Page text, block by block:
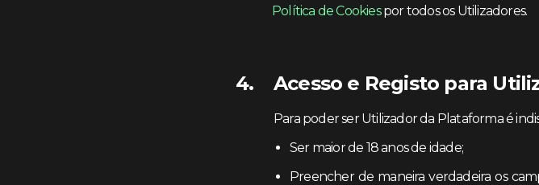
Política de Cookiespor todos os Utilizadores.
Acesso e Registo para
Para poder ser Utilizador da Plataforma é
Ser maior de 18 anos de idade;
Preencher de maneira verdadeira os